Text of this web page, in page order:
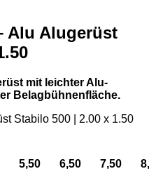
Alu Alugerüst
mit leichter Alu-
Belagbühnenfläche.
Stabilo 500 | 2.00 x 1.50
5,50 6,50 7,50